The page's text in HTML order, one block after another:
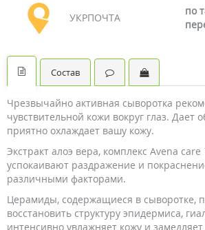
УКРПОЧТА
по
Состав
Чрезвычайно активная сыворотка
чувствительной кожи вокруг глаз. Дает
приятно охлаждает вашу кожу.
Экстракт алоэ вера, комплекс Avena
успокаивают раздражение и
различными факторами.
Церамиды, содержащиеся в сыворотке,
восстановить структуру эпидермиса,
интенсивно увлажняет кожу и